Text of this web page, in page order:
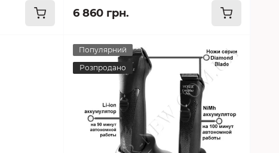
6 860 грн.
Популярний
Розпродано